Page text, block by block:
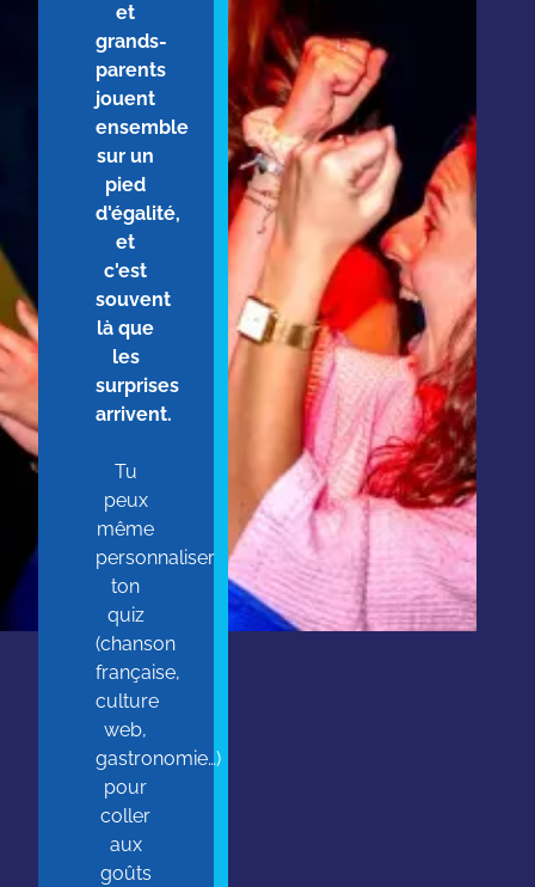
et
grands-
parents
jouent
ensemble
sur un
pied
d'égalité,
et
c'est
souvent
là que
les
surprises
arrivent.
Tu
peux
même
personnaliser
ton
quiz
(chanson
française,
culture
web,
gastronomie…)
pour
coller
aux
goûts